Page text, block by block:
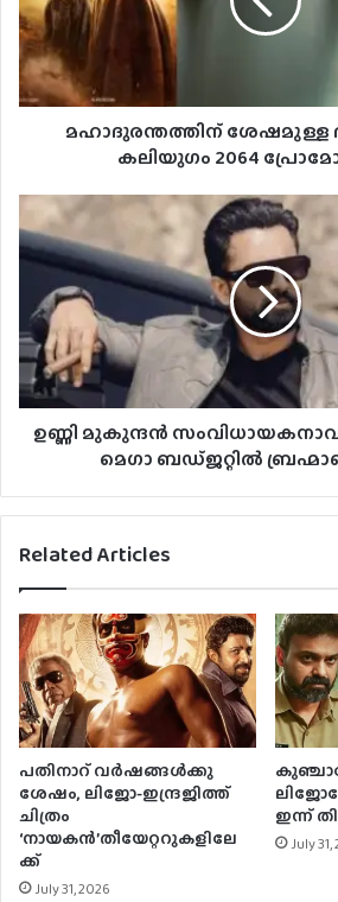
മഹാദുരന്തത്തിന് ശേഷമുള്ള
കലിയുഗം 2064
ഉണ്ണി മുകുന്ദൻ
മെഗാ ബഡ്ജറ്റിൽ
Related Articles
പതിനാറ് വര്‍ഷങ്ങള്‍ക്കു
ശേഷം, ലിജോ-ഇന്ദ്രജിത്ത്
ചിത്രം
‘നായകന്‍’തീയേറ്ററുകളിലേ
ക്ക്
July 31, 2026
ഇന്ന്
July 31,